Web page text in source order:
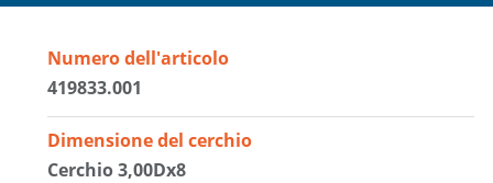
Numero dell'articolo
419833.001
Dimensione del cerchio
Cerchio 3,00Dx8